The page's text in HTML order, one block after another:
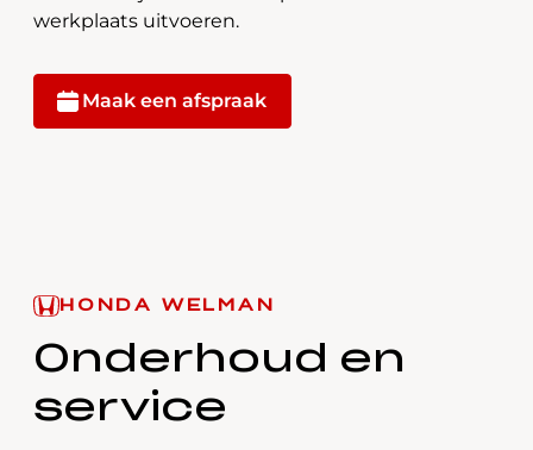
werkplaats uitvoeren.
Maak een afspraak
HONDA WELMAN
Onderhoud en
service